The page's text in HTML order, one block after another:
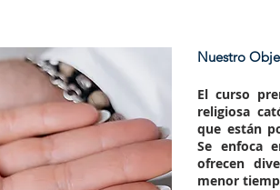
Nuestro
El curso
religiosa
que están
Se enfoca
ofrecen
menor